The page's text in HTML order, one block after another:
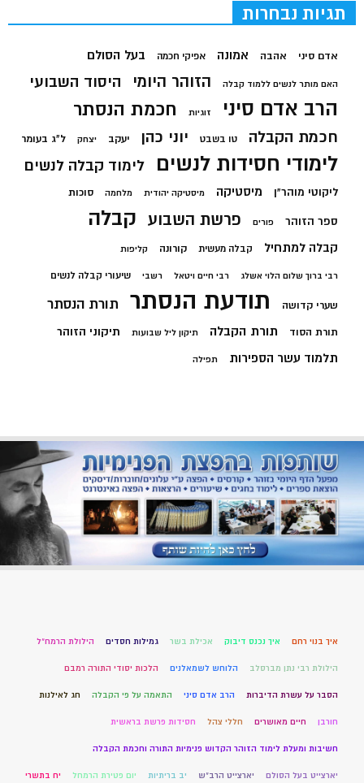
תגיות נבחרות
אדם סיני אהבה אמונה אפיקי חכמה בעל הסולם
האם מותר לנשים ללמוד קבלה הזוהר היומי היסוד השבועי
הרב אדם סיני זוגיות חכמת הנסתר
חכמת הקבלה טו בשבט יוני כהן יעקב יצחק ל"ג בעומר
לימודי חסידות לנשים לימוד קבלה לנשים
ליקוטי מוהר"ן מיסטיקה מיסטיקה יהודית מלחמה סוכות
ספר הזוהר פורים פרשת השבוע קבלה
קבלה למתחיל קבלה מעשית קורונה קליפות
רבי ברוך שלום הלוי אשלג רבי חיים ויטאל רשבי שיעורי קבלה לנשים
שערי קדושה תודעת הנסתר תורת הנסתר
תורת הסוד תורת הקבלה תיקון ליל שבועות תיקוני הזוהר
תלמוד עשר הספירות תפילה
איך בנוי רחם איך נכנס דיבוק אכילת בשר גמילות חסדים הילולת הרמח"ל
הילולת רבי נתן מברסלב הלוחש לשמאלנים הלכות יסודי התורה רמבם
הסבר על עשרת הדיברות הרב אדם סיני התאמה על פי הקבלה חג לאילנות
חורבן חיים מאושרים חללי צהל חסידות פרשת בראשית
חשיבות ומעלת לימוד הזוהר הקדוש פנימיות התורה וחכמת הקבלה
יארצייט בעל הסולם יארצייט הרב"ש יב בריתיות יום פטירת הרמחל יח בתשרי